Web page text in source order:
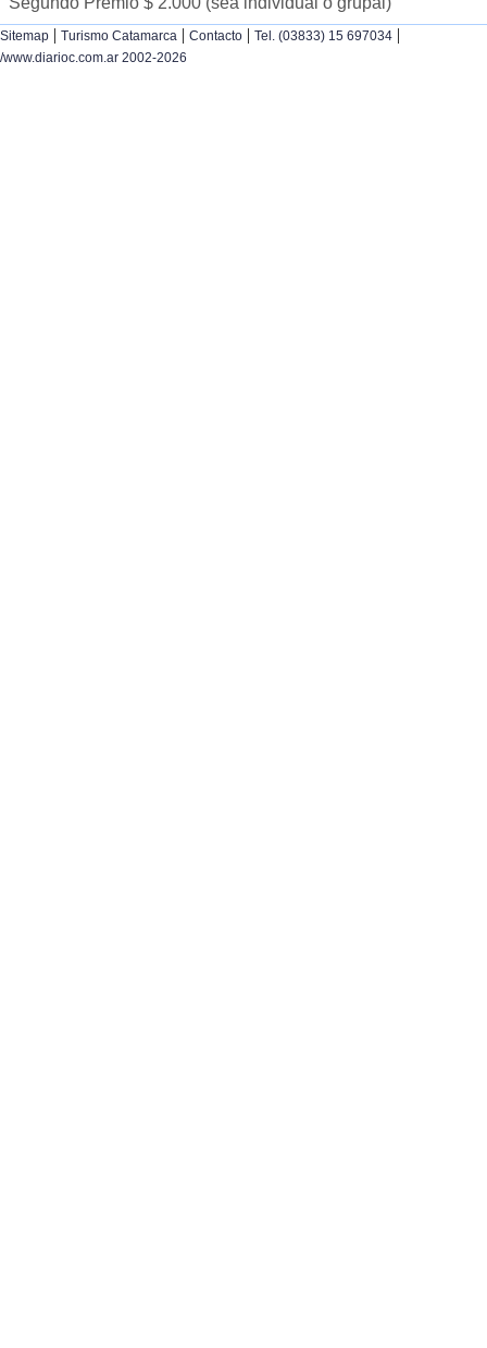
Sitemap | Turismo Catamarca | Contacto | Tel. (03833) 15 697034 |
/www.diarioc.com.ar 2002-2026